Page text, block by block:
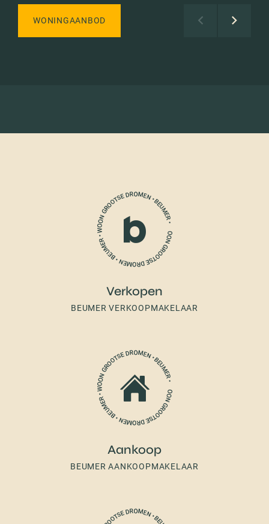
WONINGAANBOD
Verkopen
BEUMER VERKOOPMAKELAAR
Aankoop
BEUMER AANKOOPMAKELAAR